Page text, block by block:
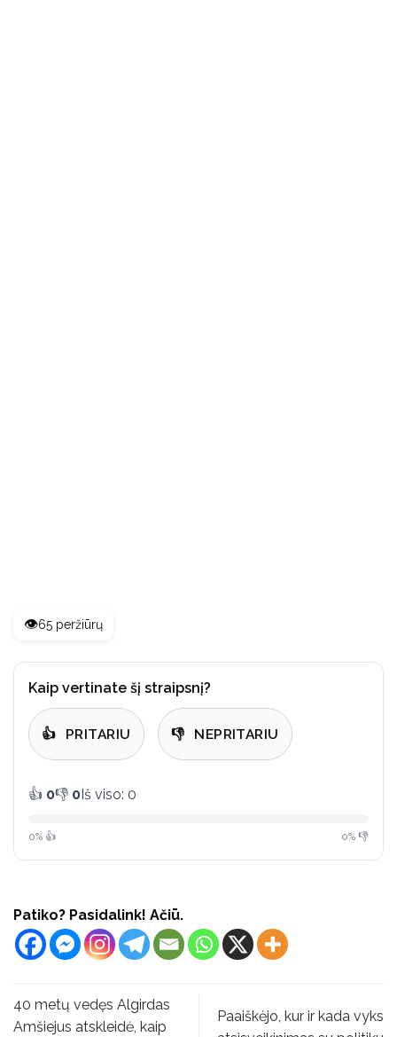
👁️65 peržiūrų
Kaip vertinate šį straipsnį?
👍 PRITARIU 👎 NEPRITARIU
👍 0👎 0Iš viso: 0
0% 👍 0% 👎
Patiko? Pasidalink! Ačiū.
40 metų vedęs Algirdas
Amšiejus atskleidė, kaip
Paaiškėjo, kur ir kada vyks